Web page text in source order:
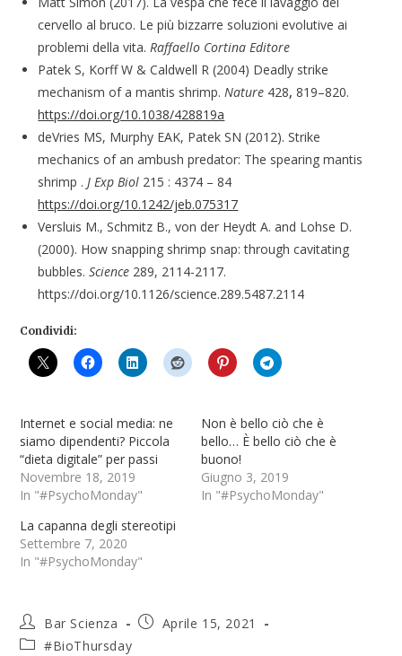
cervello al bruco. Le più bizzarre soluzioni evolutive ai
problemi della vita.Raffaello Cortina Editore
Patek S, Korff W & Caldwell R (2004) Deadly strike
mechanism of a mantis shrimp.Nature 428,819–820.
https://doi.org/10.1038/428819a
deVries MS, Murphy EAK, Patek SN (2012). Strike
mechanics of an ambush predator: The spearing mantis
shrimp .J Exp Biol 215 : 4374 – 84
https://doi.org/10.1242/jeb.075317
Versluis M., Schmitz B., von der Heydt A. and Lohse D.
(2000). How snapping shrimp snap: through cavitating
bubbles.Science 289, 2114-2117.
https://doi.org/10.1126/science.289.5487.2114
Condividi:
Internet e social media: ne
siamo dipendenti? Piccola
“dieta digitale” per passi
Novembre 18, 2019
In "#PsychoMonday"
Non è bello ciò che è
bello… È bello ciò che è
buono!
Giugno 3, 2019
In "#PsychoMonday"
La capanna degli stereotipi
Settembre 7, 2020
In "#PsychoMonday"
Bar Scienza
Aprile 15, 2021
#BioThursday